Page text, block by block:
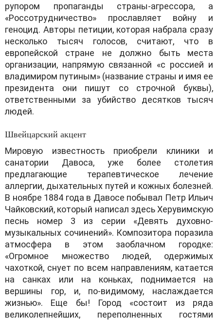
рупором пропаганды страны-агрессора, а
«Россотрудничество» прославляет войну и
геноцид. Авторы петиции, которая набрала сразу
несколько тысяч голосов, считают, что в
европейской стране не должно быть места
организации, напрямую связанной «с россией и
владимиром путиным» (название страны и имя ее
президента они пишут со строчной буквы),
ответственными за убийство десятков тысяч
людей.
Швейцарский акцент
Мировую известность приобрели клиники и
санатории Давоса, уже более столетия
предлагающие терапевтическое лечение
аллергии, дыхательных путей и кожных болезней.
В ноябре 1884 года в Давосе побывал Петр Ильич
Чайковский, который написал здесь Херувимскую
песнь номер 3 из серии «Девять духовно-
музыкальных сочинений». Композитора поразила
атмосфера в этом заоблачном городке:
«Огромное множество людей, одержимых
чахоткой, снует по всем направлениям, катается
на санках или на коньках, поднимается на
вершины гор, и, по-видимому, наслаждается
жизнью». Еще бы! Город «состоит из ряда
великолепнейших, переполненных гостями